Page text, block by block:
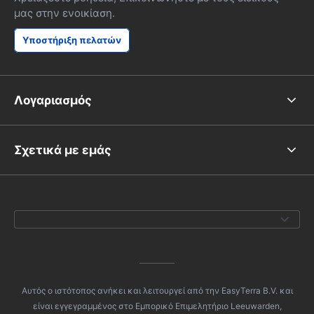
που είχα
μας στην ενοικίαση.
Υποστήριξη πελατών
Λογαριασμός
Σχετικά με εμάς
Αυτός ο ιστότοπος ανήκει και λειτουργεί από την EasyTerra B.V. και
είναι εγγεγραμμένος στο Εμπορικό Επιμελητήριο Leeuwarden,